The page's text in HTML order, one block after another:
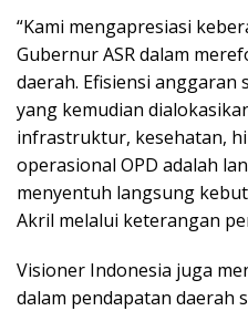
“Kami mengapresiasi
Gubernur ASR dalam
daerah. Efisiensi anggaran
yang kemudian
infrastruktur, kesehatan,
operasional OPD adalah
menyentuh langsung
Akril melalui keterangan
Visioner Indonesia juga
dalam pendapatan daerah